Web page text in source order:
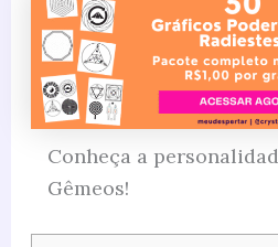
Conheça a
Gêmeos!